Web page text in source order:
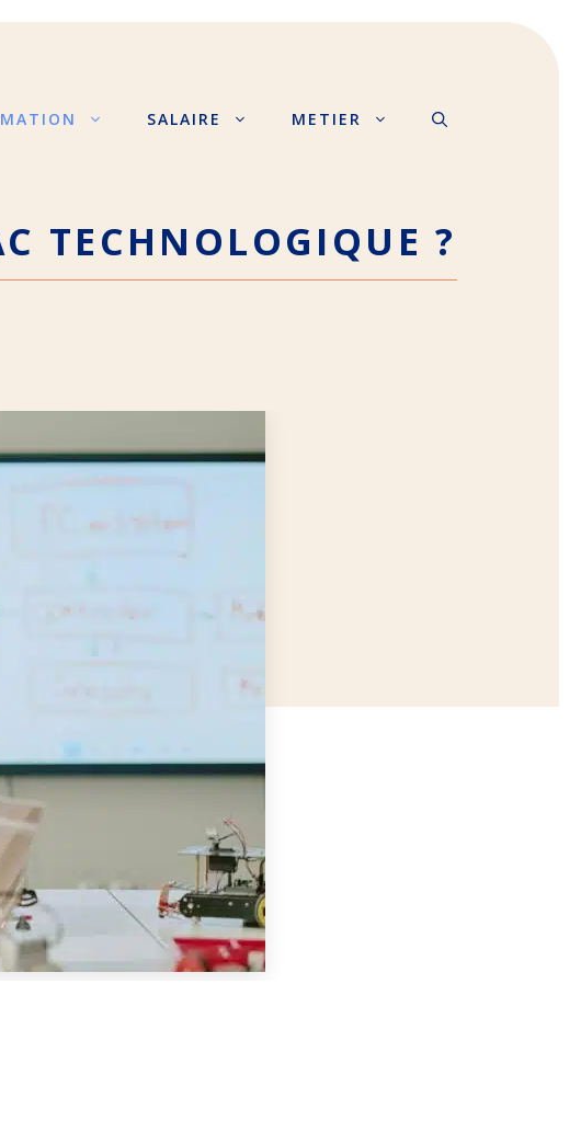
SALAIRE METIER
TECHNOLOGIQUE ?